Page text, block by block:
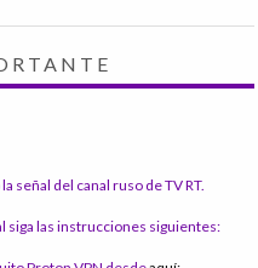
señal del canal ruso de TV RT.
siga las instrucciones siguientes: